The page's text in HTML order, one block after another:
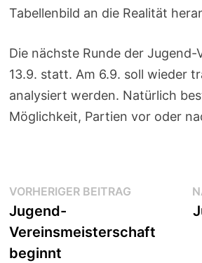
Tabellenbild an die Realität
Die nächste Runde der Jugend-
13.9. statt. Am 6.9. soll wieder
analysiert werden. Natürlich
Möglichkeit, Partien vor oder
Beitragsnavigation
VORHERIGER BEITRAGVorheriger
Jugend-
Vereinsmeisterschaft
beginnt